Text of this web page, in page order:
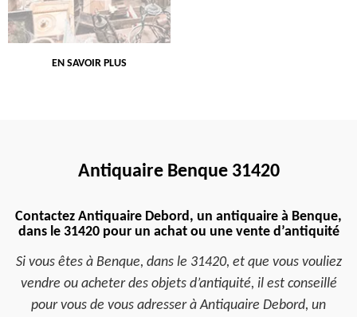
EN SAVOIR PLUS
Antiquaire Benque 31420
Contactez Antiquaire Debord, un antiquaire à Benque,
dans le 31420 pour un achat ou une vente d’antiquité
Si vous êtes à Benque, dans le 31420, et que vous vouliez
vendre ou acheter des objets d’antiquité, il est conseillé
pour vous de vous adresser à Antiquaire Debord, un